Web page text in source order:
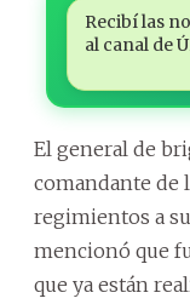
Recibí las
al canal de
El general de
comandante de
regimientos a su
mencionó que
que ya están